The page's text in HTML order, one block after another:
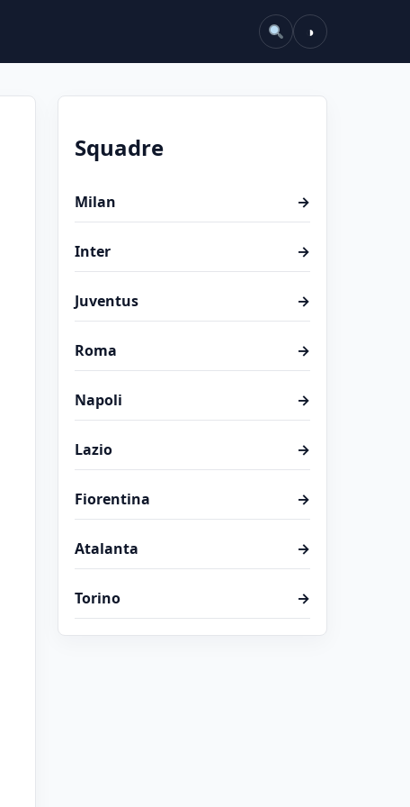
◑
Squadre
Milan →
Inter →
Juventus →
Roma →
Napoli →
Lazio →
Fiorentina →
Atalanta →
Torino →